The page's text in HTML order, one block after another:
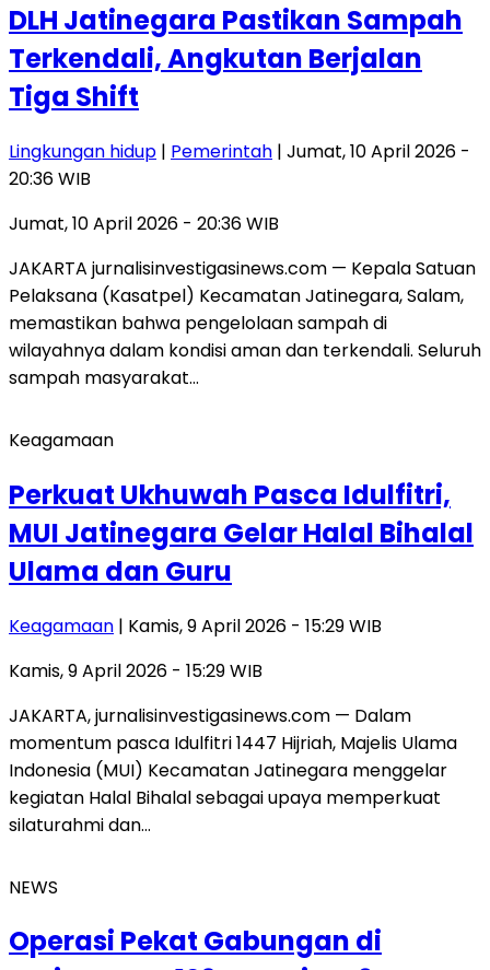
DLH Jatinegara Pastikan Sampah
Terkendali, Angkutan Berjalan
Tiga Shift
Lingkungan hidup | Pemerintah | Jumat, 10 April 2026 -
20:36 WIB
Jumat, 10 April 2026 - 20:36 WIB
JAKARTA jurnalisinvestigasinews.com — Kepala Satuan
Pelaksana (Kasatpel) Kecamatan Jatinegara, Salam,
memastikan bahwa pengelolaan sampah di
wilayahnya dalam kondisi aman dan terkendali. Seluruh
sampah masyarakat…
Keagamaan
Perkuat Ukhuwah Pasca Idulfitri,
MUI Jatinegara Gelar Halal Bihalal
Ulama dan Guru
Keagamaan | Kamis, 9 April 2026 - 15:29 WIB
Kamis, 9 April 2026 - 15:29 WIB
JAKARTA, jurnalisinvestigasinews.com — Dalam
momentum pasca Idulfitri 1447 Hijriah, Majelis Ulama
Indonesia (MUI) Kecamatan Jatinegara menggelar
kegiatan Halal Bihalal sebagai upaya memperkuat
silaturahmi dan…
NEWS
Operasi Pekat Gabungan di